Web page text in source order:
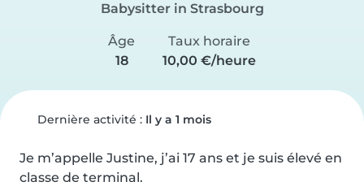
Babysitter in Strasbourg
Âge
18
Taux horaire
10,00 €/heure
Dernière activité : Il y a 1 mois
Je m’appelle Justine, j’ai 17 ans et je suis élevé en
classe de terminal.